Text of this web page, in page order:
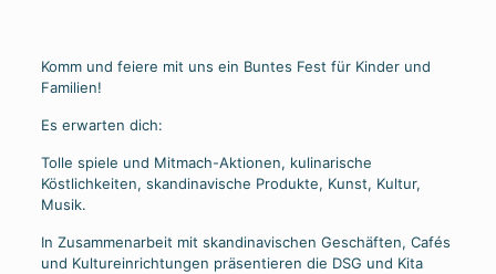
Komm und feiere mit uns ein Buntes Fest für Kinder und
Familien!
Es erwarten dich:
Tolle spiele und Mitmach-Aktionen, kulinarische
Köstlichkeiten, skandinavische Produkte, Kunst, Kultur,
Musik.
In Zusammenarbeit mit skandinavischen Geschäften, Cafés
und Kultureinrichtungen präsentieren die DSG und Kita